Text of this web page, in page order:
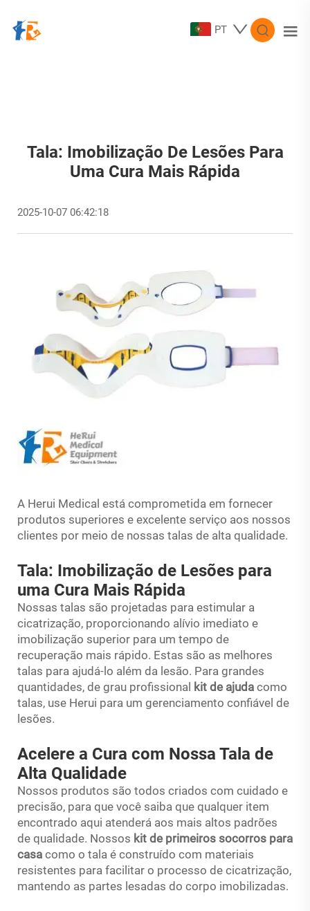
PT
Tala: Imobilização De Lesões Para
Uma Cura Mais Rápida
2025-10-07 06:42:18
A Herui Medical está comprometida em fornecer
produtos superiores e excelente serviço aos nossos
clientes por meio de nossas talas de alta qualidade.
Tala: Imobilização de Lesões para
uma Cura Mais Rápida
Nossas talas são projetadas para estimular a
cicatrização, proporcionando alívio imediato e
imobilização superior para um tempo de
recuperação mais rápido. Estas são as melhores
talas para ajudá-lo além da lesão. Para grandes
quantidades, de grau profissional kit de ajuda como
talas, use Herui para um gerenciamento confiável de
lesões.
Acelere a Cura com Nossa Tala de
Alta Qualidade
Nossos produtos são todos criados com cuidado e
precisão, para que você saiba que qualquer item
encontrado aqui atenderá aos mais altos padrões
de qualidade. Nossos kit de primeiros socorros para
casa como o tala é construído com materiais
resistentes para facilitar o processo de cicatrização,
mantendo as partes lesadas do corpo imobilizadas.